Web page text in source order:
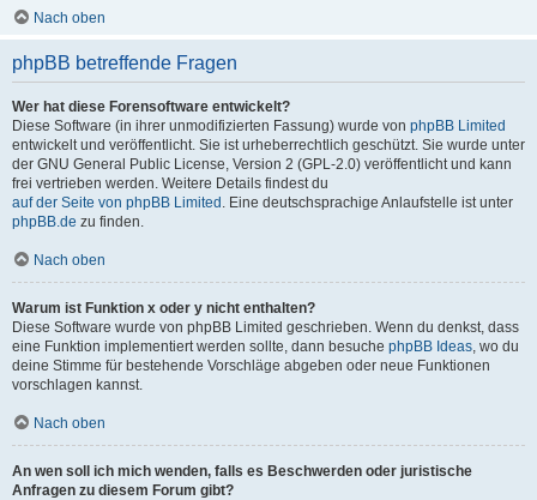
Nach oben
phpBB betreffende Fragen
Wer hat diese Forensoftware entwickelt?
Diese Software (in ihrer unmodifizierten Fassung) wurde von phpBB Limited
entwickelt und veröffentlicht. Sie ist urheberrechtlich geschützt. Sie wurde unter
der GNU General Public License, Version 2 (GPL-2.0) veröffentlicht und kann
frei vertrieben werden. Weitere Details findest du
auf der Seite von phpBB Limited . Eine deutschsprachige Anlaufstelle ist unter
phpBB.de zu finden.
Nach oben
Warum ist Funktion x oder y nicht enthalten?
Diese Software wurde von phpBB Limited geschrieben. Wenn du denkst, dass
eine Funktion implementiert werden sollte, dann besuche phpBB Ideas, wo du
deine Stimme für bestehende Vorschläge abgeben oder neue Funktionen
vorschlagen kannst.
Nach oben
An wen soll ich mich wenden, falls es Beschwerden oder juristische
Anfragen zu diesem Forum gibt?